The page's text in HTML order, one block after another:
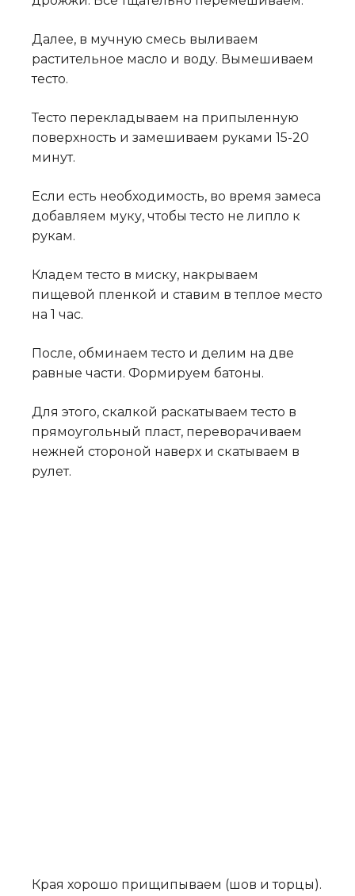
Далее, в мучную смесь выливаем
растительное масло и воду. Вымешиваем
тесто.
Тесто перекладываем на припыленную
поверхность и замешиваем руками 15-20
минут.
Если есть необходимость, во время замеса
добавляем муку, чтобы тесто не липло к
рукам.
Кладем тесто в миску, накрываем
пищевой пленкой и ставим в теплое место
на 1 час.
После, обминаем тесто и делим на две
равные части. Формируем батоны.
Для этого, скалкой раскатываем тесто в
прямоугольный пласт, переворачиваем
нежней стороной наверх и скатываем в
рулет.
Края хорошо прищипываем (шов и торцы).